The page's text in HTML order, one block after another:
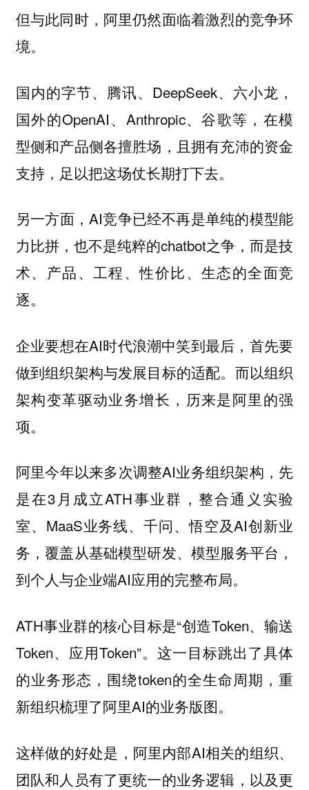
但与此同时，阿里仍然面临着激烈的竞争环
境。
国内的字节、腾讯、DeepSeek、六小龙，
国外的OpenAI、Anthropic、谷歌等，在模
型侧和产品侧各擅胜场，且拥有充沛的资金
支持，足以把这场仗长期打下去。
另一方面，AI竞争已经不再是单纯的模型能
力比拼，也不是纯粹的chatbot之争，而是技
术、产品、工程、性价比、生态的全面竞
逐。
企业要想在AI时代浪潮中笑到最后，首先要
做到组织架构与发展目标的适配。而以组织
架构变革驱动业务增长， 历来是阿里的强
项。
阿里今年以来多次调整AI业务组织架构，先
是在3月成立ATH事业群，整合通义实验
室、MaaS业务线、千问、悟空及AI创新业
务，覆盖从基础模型研发、模型服务平台，
到个人与企业端AI应用的完整布局。
ATH事业群的核心目标是“创造Token、输送
Token、应用Token”。这一目标跳出了具体
的业务形态，围绕token的全生命周期，重
新组织梳理了阿里AI的业务版图。
这样做的好处是，阿里内部AI相关的组织、
团队和人员有了更统一的业务逻辑，以及更